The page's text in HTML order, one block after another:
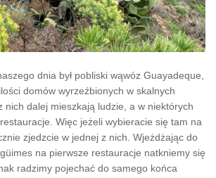
dnia był pobliski wąwóz Guayadeque,
domów wyrzeźbionych w skalnych
nich dalej mieszkają ludzie, a w niektórych
Więc jeżeli wybieracie się tam na
zjedzcie w jednej z nich. Wjeżdżając do
na pierwsze restauracje natkniemy się
radzimy pojechać do samego końca